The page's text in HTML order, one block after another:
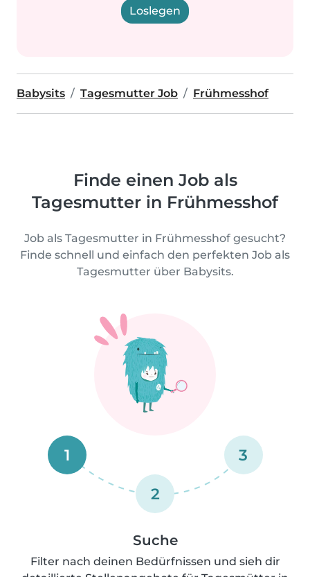
Loslegen
Babysits Tagesmutter Job Frühmesshof
Finde einen Job als
Tagesmutter in Frühmesshof
Job als Tagesmutter in Frühmesshof gesucht?
Finde schnell und einfach den perfekten Job als
Tagesmutter über Babysits.
1
2
3
Suche
Filter nach deinen Bedürfnissen und sieh dir